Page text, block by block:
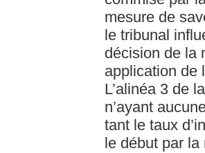
mesure de
le tribunal
décision de la
application de
L’alinéa 3 de
n’ayant
tant le taux
le début par